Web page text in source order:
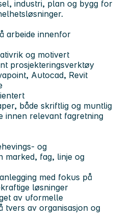
industri, plan og bygg for
arbeide innenfor
og motivert
prosjekteringsverktøy
Autocad, Revit
både skriftlig og muntlig
innen relevant fagretning
og
marked, fag, linje og
med fokus på
løsninger
av uformelle
tvers av organisasjon og